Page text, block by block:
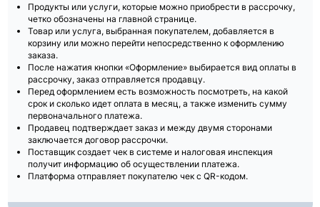
Продукты или услуги, которые можно приобрести в рассрочку,
четко обозначены на главной странице.
Товар или услуга, выбранная покупателем, добавляется в
корзину или можно перейти непосредственно к оформлению
заказа.
После нажатия кнопки «Оформление» выбирается вид оплаты в
рассрочку, заказ отправляется продавцу.
Перед оформлением есть возможность посмотреть, на какой
срок и сколько идет оплата в месяц, а также изменить сумму
первоначального платежа.
Продавец подтверждает заказ и между двумя сторонами
заключается договор рассрочки.
Поставщик создает чек в системе и налоговая инспекция
получит информацию об осуществлении платежа.
Платформа отправляет покупателю чек с QR-кодом.